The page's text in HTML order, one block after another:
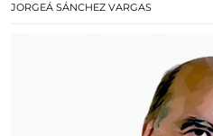
JORGEÁ SÁNCHEZ VARGAS